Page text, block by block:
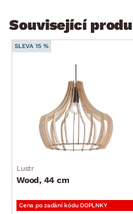
široké rámy
jedinečný masivní vzhled
oblíbený venkovský styl
precizní zpracování
vyrobeno na Slovensku
dodáváno v převážně
doporučujeme
Související
SLEVA 15 %
Lustr
Wood, 44 cm
Cena po zadání kódu DOPLNKY